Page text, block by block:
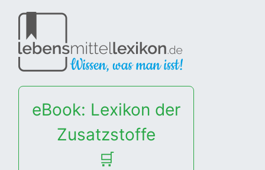
eBook: Lexikon der
Zusatzstoffe
🛒